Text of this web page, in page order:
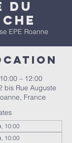
du
EPE Roanne
– 12:00
bis Rue Auguste
France
10:00
10:00